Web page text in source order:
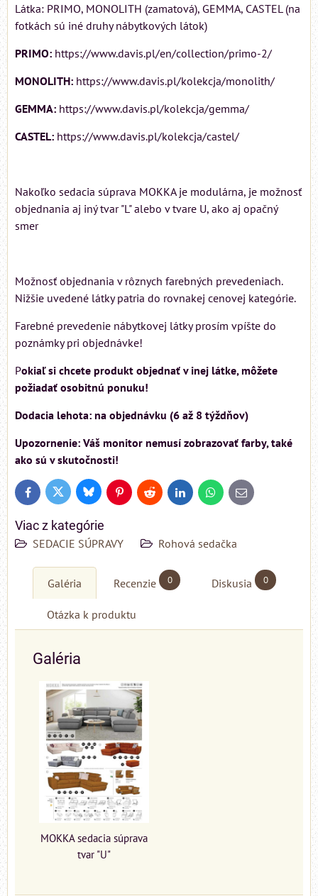
Látka: PRIMO, MONOLITH (zamatová), GEMMA, CASTEL (na
fotkách sú iné druhy nábytkových látok)
PRIMO: https://www.davis.pl/en/collection/primo-2/
MONOLITH: https://www.davis.pl/kolekcja/monolith/
GEMMA: https://www.davis.pl/kolekcja/gemma/
CASTEL: https://www.davis.pl/kolekcja/castel/
Nakoľko sedacia súprava MOKKA je modulárna, je možnosť
objednania aj iný tvar "L" alebo v tvare U, ako aj opačný
smer
Možnosť objednania v rôznych farebných prevedeniach.
Nižšie uvedené látky patria do rovnakej cenovej kategórie.
Farebné prevedenie nábytkovej látky prosím vpíšte do
poznámky pri objednávke!
Pokiaľ si chcete produkt objednať v inej látke, môžete
požiadať osobitnú ponuku!
Dodacia lehota: na objednávku (6 až 8 týždňov)
Upozornenie: Váš monitor nemusí zobrazovať farby, také
ako sú v skutočnosti!
FacebookTwitter BlueskyPinterestReddit LinkedInWhatsApp
E-
mail
Viac z kategórie
SEDACIE SÚPRAVY Rohová sedačka
Galéria Recenzie 0 Diskusia 0
Otázka k produktu
Galéria
MOKKA sedacia súprava
tvar "U"